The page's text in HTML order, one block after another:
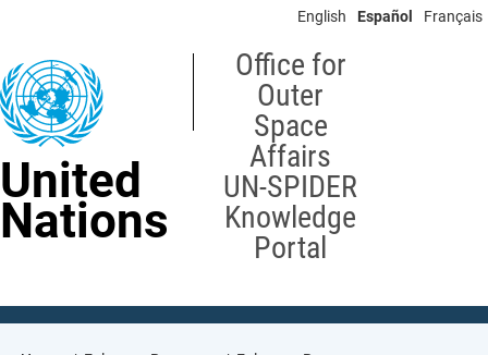
content
English Español Français
United
Nations
Office for
Outer
Space
Affairs
UN-SPIDER
Knowledge
Portal